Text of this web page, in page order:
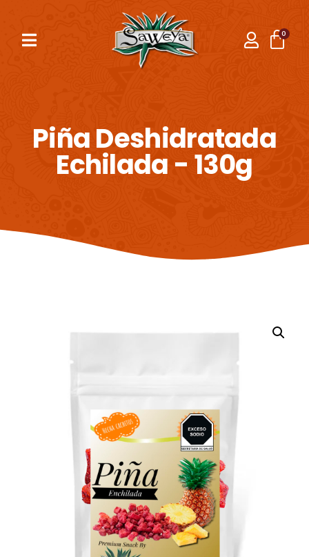
Piña Deshidratada
Echilada - 130g